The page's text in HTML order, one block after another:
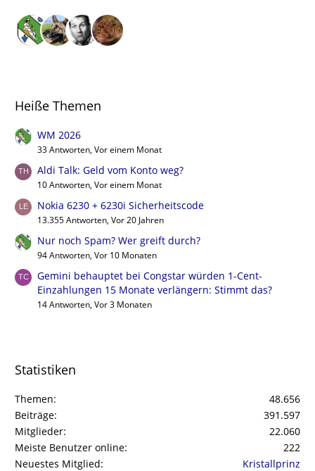
Heiße Themen
WM 2026
33 Antworten, Vor einem Monat
Aldi Talk: Geld vom Konto weg?
10 Antworten, Vor einem Monat
Nokia 6230 + 6230i Sicherheitscode
13.355 Antworten, Vor 20 Jahren
Nur noch Spam? Wer greift durch?
94 Antworten, Vor 10 Monaten
Gemini behauptet bei Congstar würden 1-Cent-
Einzahlungen 15 Monate verlängern: Stimmt das?
14 Antworten, Vor 3 Monaten
Statistiken
Themen
48.656
Beiträge
391.597
Mitglieder
22.060
Meiste Benutzer online
222
Neuestes Mitglied
Kristallprinz